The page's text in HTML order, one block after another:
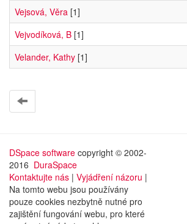
Vejsová, Věra [1]
Vejvodíková, B [1]
Velander, Kathy [1]
DSpace software copyright © 2002-
2016 DuraSpace
Kontaktujte nás | Vyjádření názoru |
Na tomto webu jsou používány
pouze cookies nezbytně nutné pro
zajištění fungování webu, pro které